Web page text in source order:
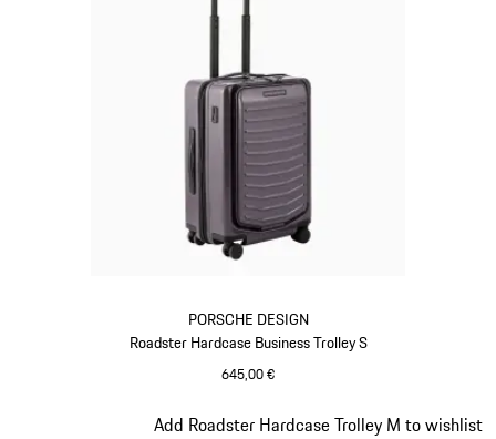
PORSCHE DESIGN
Roadster Hardcase Business Trolley S
645,00 €
Add Roadster Hardcase Trolley M to wishlist